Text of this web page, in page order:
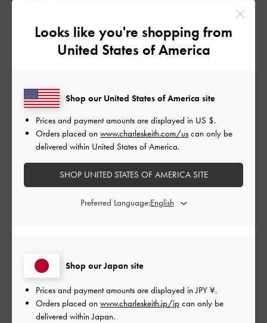
もっと見る
このレビューは役に立ちましたか？
形も可愛くて高見えします
質感も良くて、高みえします。
サイズ: その他（シューズ以外） |カラー: ブラック系
Looks like you're shopping from
United States of America
Shop our Japan site
Prices and payment amounts are displayed inJPY ¥.
Orders placed on www.charleskeith.jp/jp can only be
delivered within Japan.
Shop our United States of America site
Prices and payment amounts are displayed in US $.
Orders placed on www.charleskeith.com/us can only be
delivered within United States of America.
SHOP UNITED STATES OF AMERICA SITE
Preferred Language: